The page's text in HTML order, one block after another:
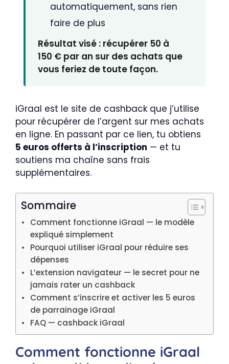
automatiquement, sans rien
faire de plus
Résultat visé : récupérer 50 à
150 € par an sur des achats que
vous feriez de toute façon.
iGraal est le site de cashback que j’utilise
pour récupérer de l’argent sur mes achats
en ligne. En passant par ce lien, tu obtiens
5 euros offerts à l’inscription — et tu
soutiens ma chaîne sans frais
supplémentaires.
Sommaire
Comment fonctionne iGraal — le modèle
expliqué simplement
Pourquoi utiliser iGraal pour réduire ses
dépenses
L’extension navigateur — le secret pour ne
jamais rater un cashback
Comment s’inscrire et activer les 5 euros
de parrainage iGraal
FAQ — cashback iGraal
Comment fonctionne iGraal